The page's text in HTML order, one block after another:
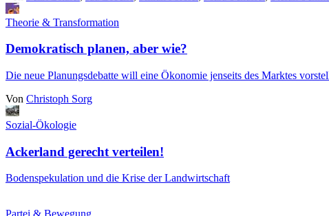
Theorie & Transformation
Demokratisch planen, aber wie?
Die neue Planungsdebatte will eine Ökonomie jenseits des Marktes
Von Christoph Sorg
Sozial-Ökologie
Ackerland gerecht verteilen!
Bodenspekulation und die Krise der Landwirtschaft